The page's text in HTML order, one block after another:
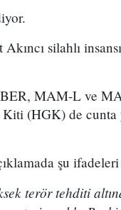
silahlı
MAM-L ve
Kiti (HGK) de
şu
terör tehditi